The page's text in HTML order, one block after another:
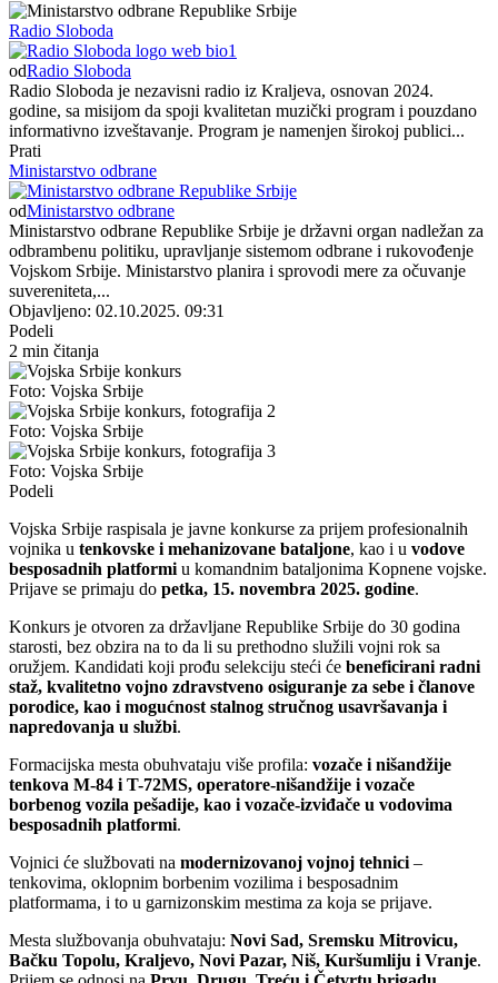
Radio Sloboda
odRadio Sloboda
Radio Sloboda je nezavisni radio iz Kraljeva, osnovan 2024.
godine, sa misijom da spoji kvalitetan muzički program i pouzdano
informativno izveštavanje. Program je namenjen širokoj publici...
Prati
Ministarstvo odbrane
odMinistarstvo odbrane
Ministarstvo odbrane Republike Srbije je državni organ nadležan za
odbrambenu politiku, upravljanje sistemom odbrane i rukovođenje
Vojskom Srbije. Ministarstvo planira i sprovodi mere za očuvanje
suvereniteta,...
Objavljeno: 02.10.2025. 09:31
Podeli
2 min čitanja
Foto: Vojska Srbije
Foto: Vojska Srbije
Foto: Vojska Srbije
Podeli
Vojska Srbije raspisala je javne konkurse za prijem profesionalnih
vojnika u tenkovske i mehanizovane bataljone, kao i u vodove
besposadnih platformi u komandnim bataljonima Kopnene vojske.
Prijave se primaju do petka, 15. novembra 2025. godine.
Konkurs je otvoren za državljane Republike Srbije do 30 godina
starosti, bez obzira na to da li su prethodno služili vojni rok sa
oružjem. Kandidati koji prođu selekciju steći će beneficirani radni
staž, kvalitetno vojno zdravstveno osiguranje za sebe i članove
porodice, kao i mogućnost stalnog stručnog usavršavanja i
napredovanja u službi.
Formacijska mesta obuhvataju više profila: vozače i nišandžije
tenkova M-84 i T-72MS, operatore-nišandžije i vozače
borbenog vozila pešadije, kao i vozače-izviđače u vodovima
besposadnih platformi.
Vojnici će službovati na modernizovanoj vojnoj tehnici –
tenkovima, oklopnim borbenim vozilima i besposadnim
platformama, i to u garnizonskim mestima za koja se prijave.
Mesta službovanja obuhvataju: Novi Sad, Sremsku Mitrovicu,
Bačku Topolu, Kraljevo, Novi Pazar, Niš, Kuršumliju i Vranje.